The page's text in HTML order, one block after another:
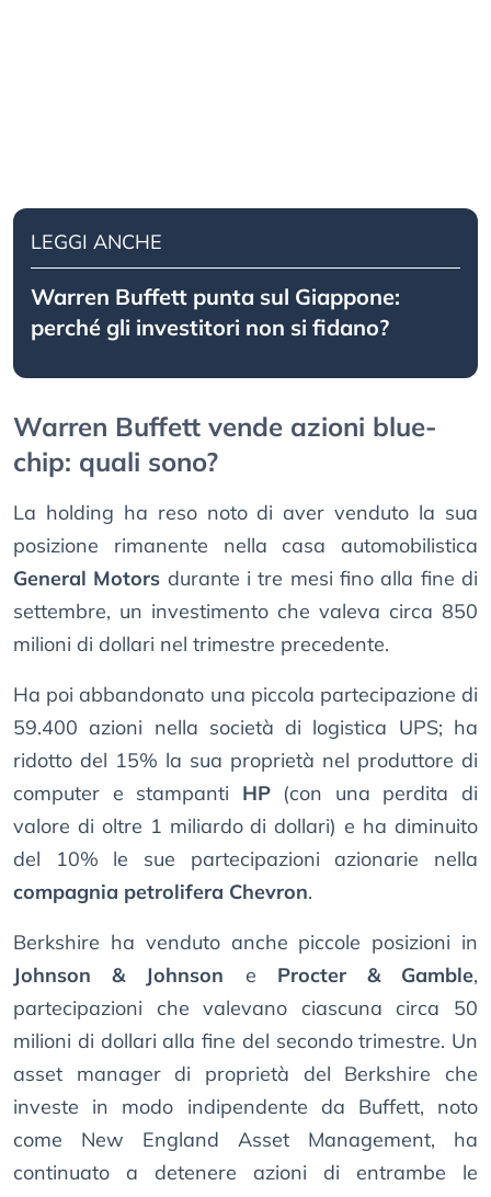
LEGGI ANCHE
Warren Buffett punta sul Giappone:
perché gli investitori non si fidano?
Warren Buffett vende azioni blue-
chip: quali sono?
La holding ha reso noto di aver venduto la sua
posizione rimanente nella casa automobilistica
General Motors durante i tre mesi fino alla fine di
settembre, un investimento che valeva circa 850
milioni di dollari nel trimestre precedente.
Ha poi abbandonato una piccola partecipazione di
59.400 azioni nella società di logistica UPS; ha
ridotto del 15% la sua proprietà nel produttore di
computer e stampanti HP(con una perdita di
valore di oltre 1 miliardo di dollari) e ha diminuito
del 10% le sue partecipazioni azionarie nella
compagnia petrolifera Chevron.
Berkshire ha venduto anche piccole posizioni in
Johnson & Johnson e Procter & Gamble,
partecipazioni che valevano ciascuna circa 50
milioni di dollari alla fine del secondo trimestre. Un
asset manager di proprietà del Berkshire che
investe in modo indipendente da Buffett, noto
come New England Asset Management, ha
continuato a detenere azioni di entrambe le